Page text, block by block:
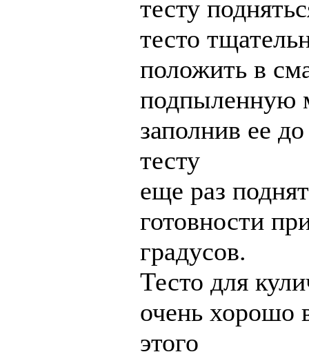
тесту
тесто
положить в
подпыленную
заполнив ее
тесту
еще раз
готовности
градусов.
Тесто для
очень
этого